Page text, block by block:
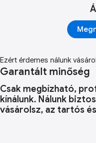
Ezért érdemes nálunk
Garantált minőség
Csak megbízható,
kínálunk. Nálunk
vásárolsz, az tartós